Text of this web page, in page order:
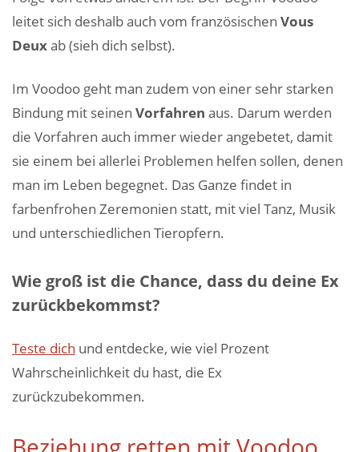
leitet sich deshalb auch vom französischen Vous
Deuxab (sieh dich selbst).
Im Voodoo geht man zudem von einer sehr starken
Bindung mit seinen Vorfahren aus. Darum werden
die Vorfahren auch immer wieder angebetet, damit
sie einem bei allerlei Problemen helfen sollen, denen
man im Leben begegnet. Das Ganze findet in
farbenfrohen Zeremonien statt, mit viel Tanz, Musik
und unterschiedlichen Tieropfern.
Wie groß ist die Chance, dass du deine Ex
zurückbekommst?
Teste dich und entdecke, wie viel Prozent
Wahrscheinlichkeit du hast, die Ex
zurückzubekommen.